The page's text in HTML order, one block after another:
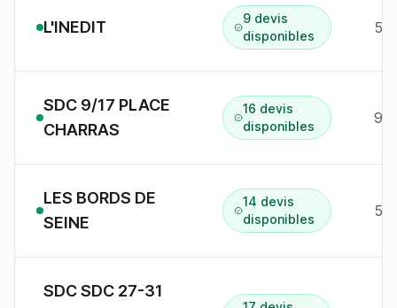
L'INEDIT
9 devis
disponibles
5
SDC 9/17 PLACE
CHARRAS
16 devis
disponibles
9-
LES BORDS DE
SEINE
14 devis
disponibles
5
SDC SDC 27-31